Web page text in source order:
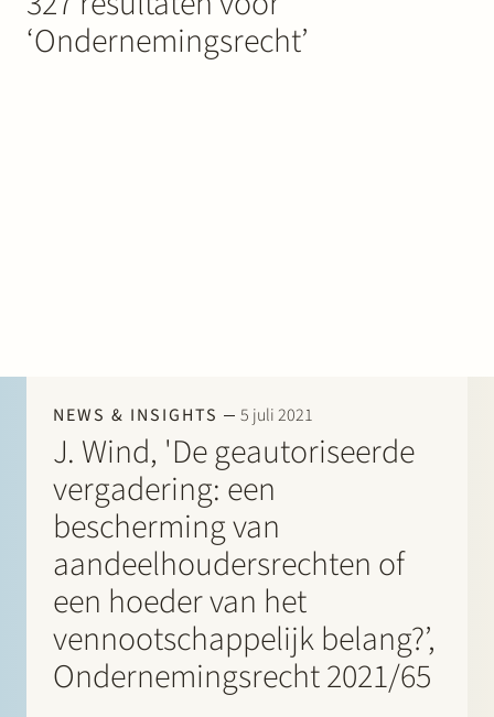
‘Ondernemingsrecht’
NEWS & INSIGHTS 5 juli 2021
J. Wind, 'De geautoriseerde
vergadering: een
bescherming van
aandeelhoudersrechten of
een hoeder van het
vennootschappelijk belang?’,
Ondernemingsrecht 2021/65
Werken bij Stek